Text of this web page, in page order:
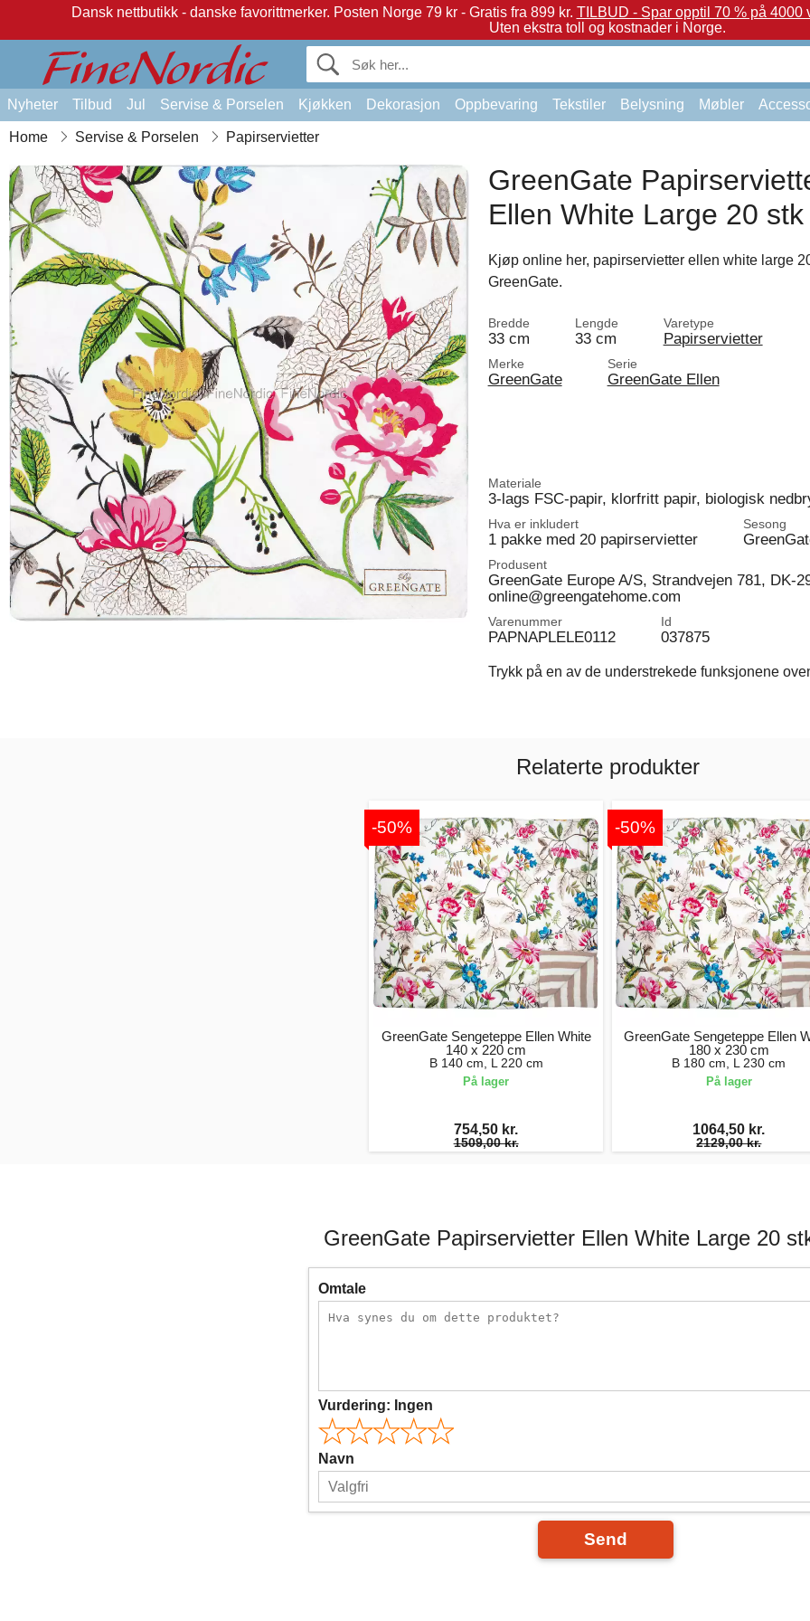
Dansk nettbutikk - danske favorittmerker. Posten Norge 79 kr - Gratis fra 899 kr. TILBUD - Spar opptil 70 % på 4000
Uten ekstra toll og kostnader i Norge.
Nyheter Tilbud Jul Servise & Porselen Kjøkken Dekorasjon Oppbevaring Tekstiler Belysning Møbler
Home Servise & Porselen Papirservietter
GreenGate
Ellen White Large 20 stk
Kjøp online her, papirservietter ellen white large
GreenGate.
Bredde
33 cm
Lengde
33 cm
Varetype
Papirservietter
Merke
GreenGate
Serie
GreenGate Ellen
Materiale
3-lags FSC-papir, klorfritt papir, biologisk
Hva er inkludert
1 pakke med 20 papirservietter
Sesong
Produsent
GreenGate Europe A/S, Strandvejen 781, DK-
online@greengatehome.com
Varenummer
PAPNAPLELE0112
Id
037875
Trykk på en av de understrekede funksjonene
Relaterte produkter
-50%
GreenGate Sengeteppe Ellen White
140 x 220 cm
B 140 cm, L 220 cm
På lager
754,50 kr.
1509,00 kr.
-50%
GreenGate Sengeteppe Ellen
180 x 230 cm
B 180 cm, L 230 cm
På lager
1064,50 kr.
2129,00 kr.
GreenGate Papirservietter Ellen White Large 20
Omtale
Vurdering: Ingen
Navn
Send